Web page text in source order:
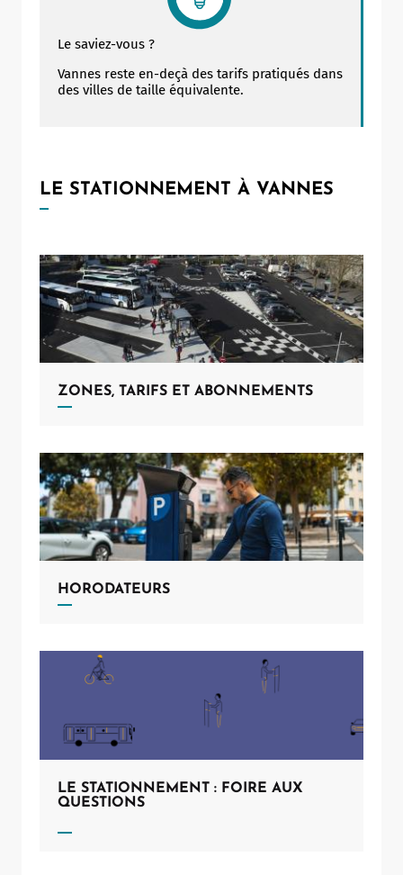
Le saviez-vous ?
Vannes reste en-deçà des tarifs pratiqués dans
des villes de taille équivalente.
LE STATIONNEMENT À VANNES
ZONES, TARIFS ET ABONNEMENTS
HORODATEURS
LE STATIONNEMENT : FOIRE AUX
QUESTIONS
ShareThis is disabled. Allow